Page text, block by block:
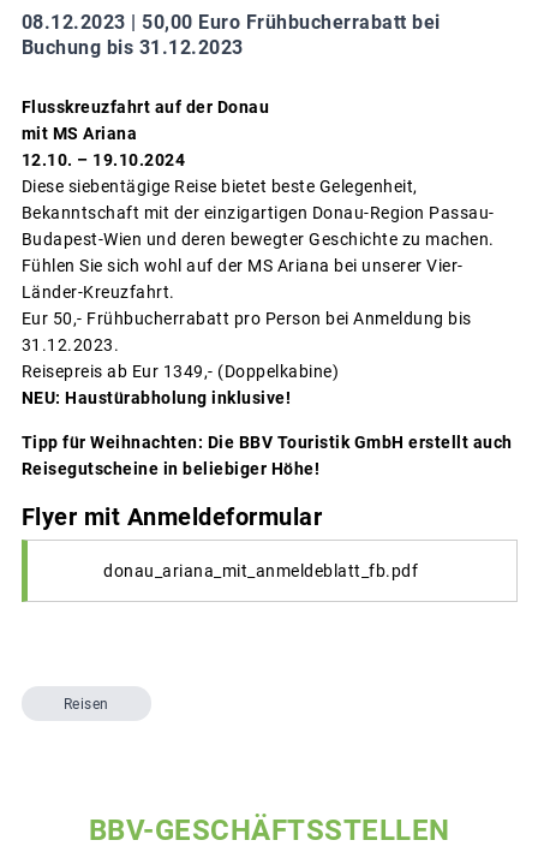
08.12.2023 | 50,00 Euro Frühbucherrabatt bei
Buchung bis 31.12.2023
Flusskreuzfahrt auf der Donau
mit MS Ariana
12.10. – 19.10.2024
Diese siebentägige Reise bietet beste Gelegenheit,
Bekanntschaft mit der einzigartigen Donau-Region Passau-
Budapest-Wien und deren bewegter Geschichte zu machen.
Fühlen Sie sich wohl auf der MS Ariana bei unserer Vier-
Länder-Kreuzfahrt.
Eur 50,- Frühbucherrabatt pro Person bei Anmeldung bis
31.12.2023.
Reisepreis ab Eur 1349,- (Doppelkabine)
NEU: Haustürabholung inklusive!
Tipp für Weihnachten: Die BBV Touristik GmbH erstellt auch
Reisegutscheine in beliebiger Höhe!
Flyer mit Anmeldeformular
donau_ariana_mit_anmeldeblatt_fb.pdf
Reisen
BBV-GESCHÄFTSSTELLEN